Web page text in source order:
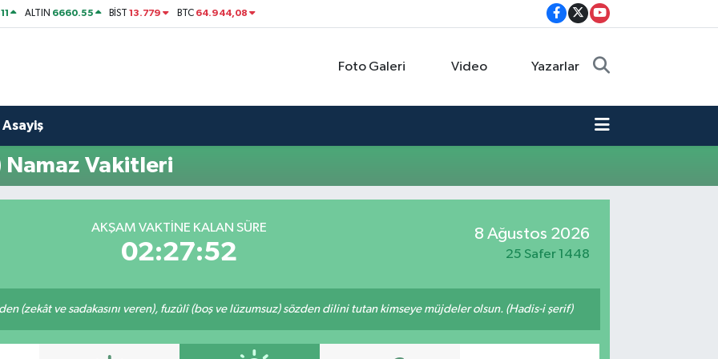
ALTIN 6660.55 BİST13.779 BTC 64.944,08
Foto Galeri Video Yazarlar
Asayiş
Namaz Vakitleri
AKŞAM VAKTINE KALAN SÜRE
02:27:51
8 Ağustos 2026
25 Safer 1448
(zekât ve sadakasını veren), fuzûlî (boş ve lüzumsuz) sözden dilini tutan kimseye müjdeler olsun. (Hadis-i şerif)